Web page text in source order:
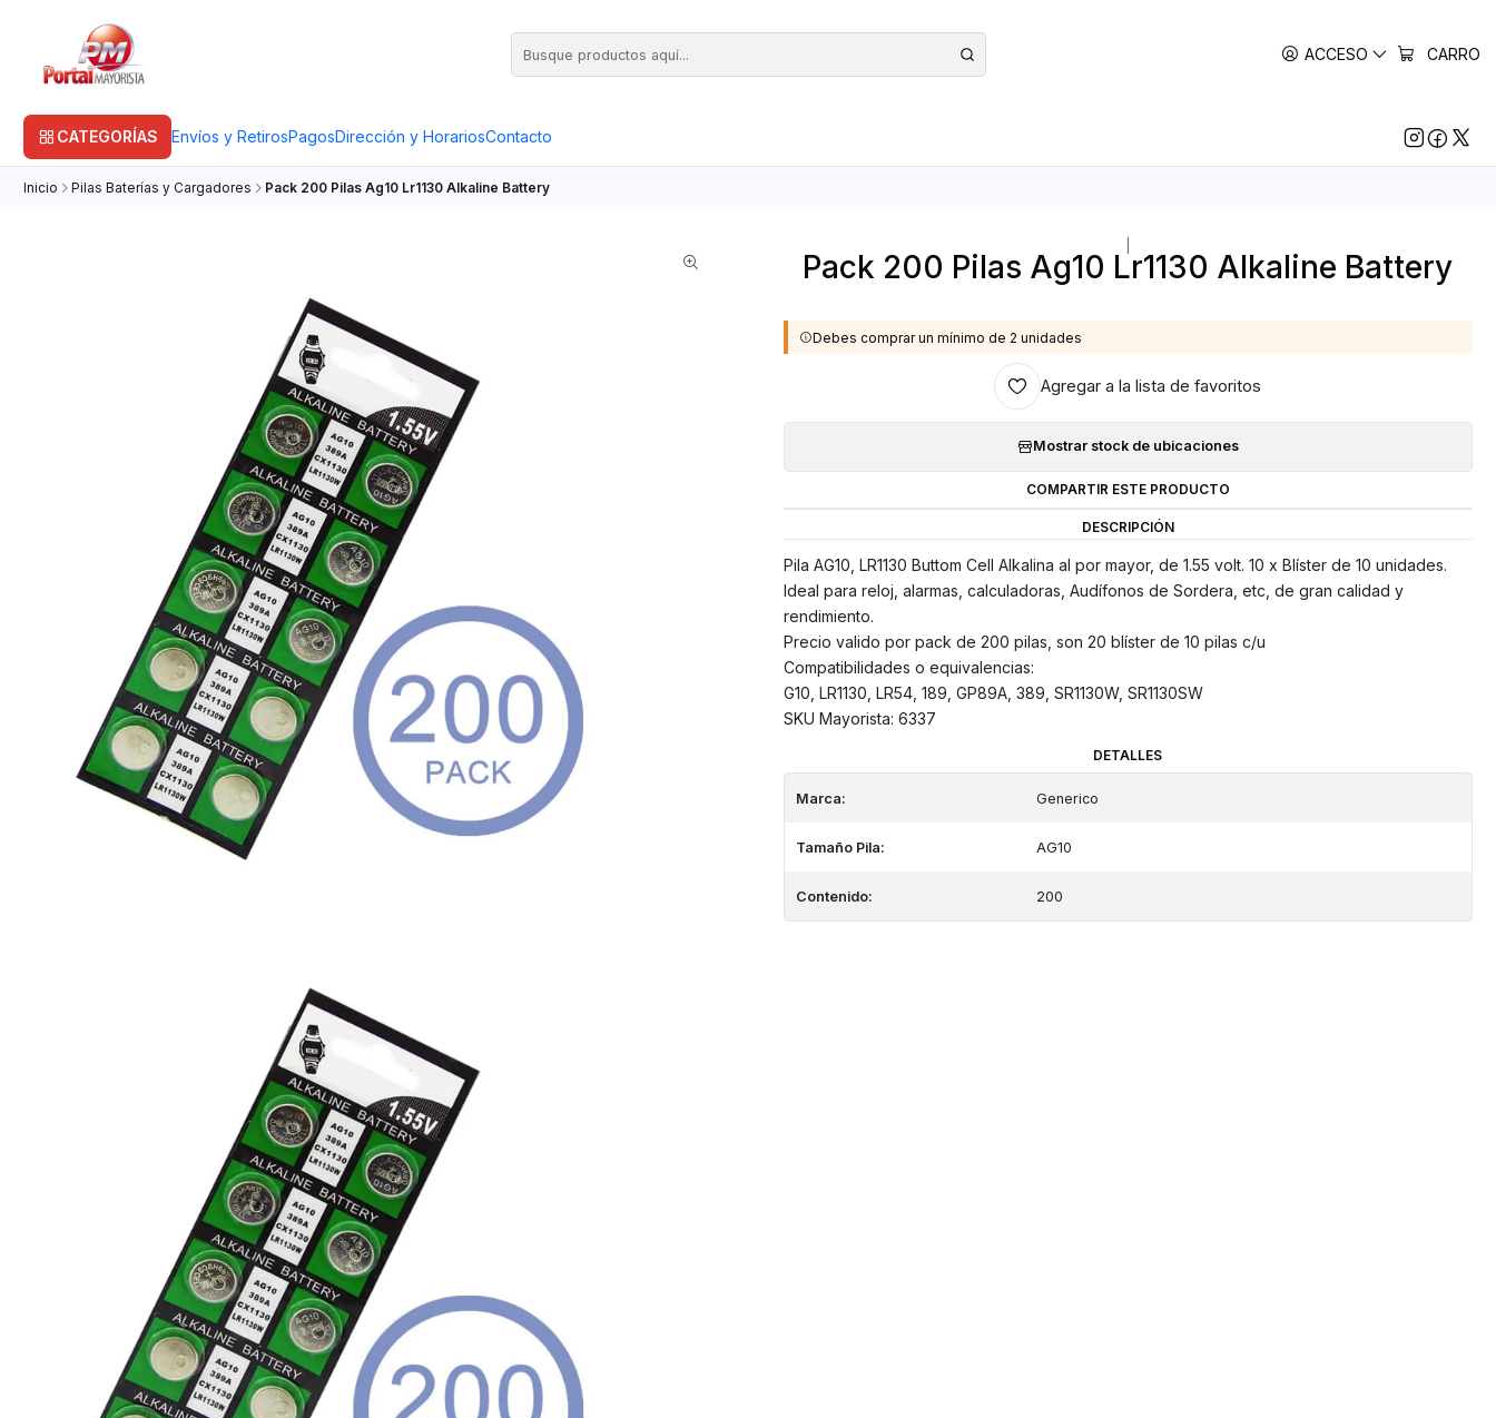
ACCESO CARRO
CATEGORÍAS Envíos y RetirosPagosDirección y HorariosContacto
Inicio Pilas Baterías y Cargadores Pack 200 Pilas Ag10 Lr1130 Alkaline Battery
Pack 200 Pilas Ag10 Lr1130 Alkaline Battery
Debes comprar un mínimo de 2 unidades
Agregar a la lista de favoritos
Mostrar stock de ubicaciones
COMPARTIR ESTE PRODUCTO
DESCRIPCIÓN
Pila AG10, LR1130 Buttom Cell Alkalina al por mayor, de 1.55 volt. 10 x Blíster de 10 unidades.
Ideal para reloj, alarmas, calculadoras, Audífonos de Sordera, etc, de gran calidad y
rendimiento.
Precio valido por pack de 200 pilas, son 20 blíster de 10 pilas c/u
Compatibilidades o equivalencias:
G10, LR1130, LR54, 189, GP89A, 389, SR1130W, SR1130SW
SKU Mayorista: 6337
DETALLES
Marca: Generico
Tamaño Pila: AG10
Contenido: 200